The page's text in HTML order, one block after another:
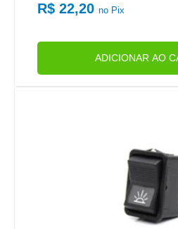
R$ 22,20no Pix
ADICIONAR AO